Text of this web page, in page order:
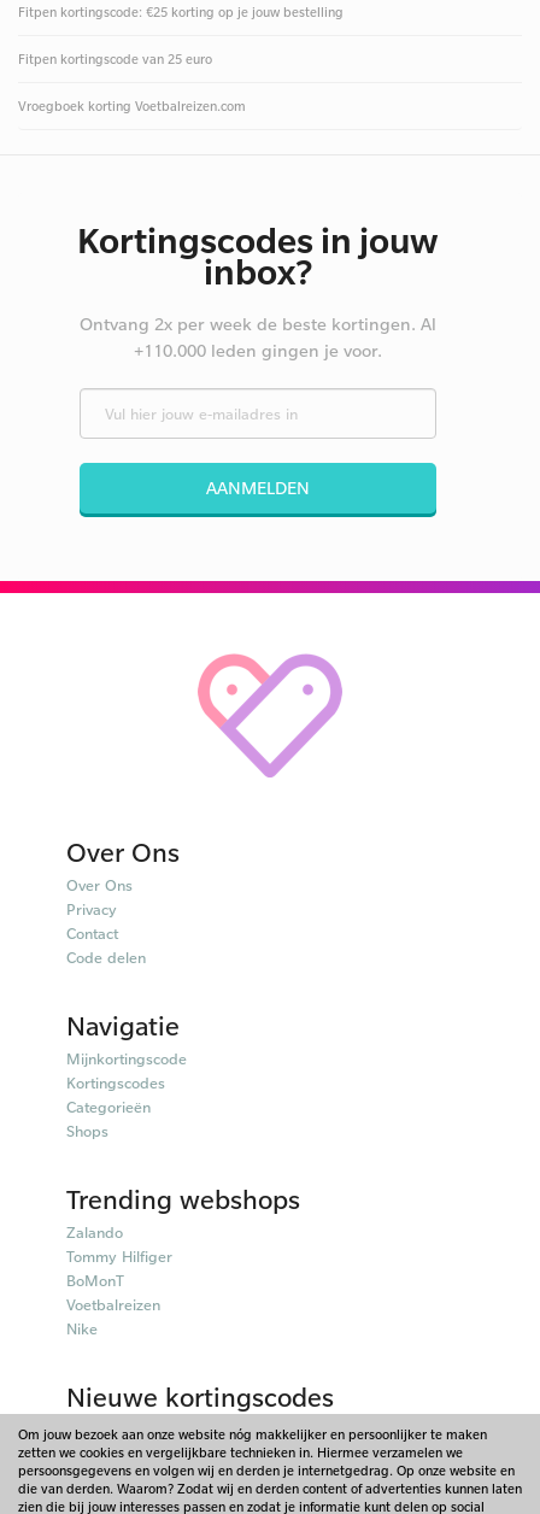
Fitpen kortingscode: €25 korting op je jouw bestelling
Fitpen kortingscode van 25 euro
Vroegboek korting Voetbalreizen.com
Kortingscodes in jouw
inbox?
Ontvang 2x per week de beste kortingen. Al
+110.000 leden gingen je voor.
AANMELDEN
Over Ons
Over Ons
Privacy
Contact
Code delen
Navigatie
Mijnkortingscode
Kortingscodes
Categorieën
Shops
Trending webshops
Zalando
Tommy Hilfiger
BoMonT
Voetbalreizen
Nike
Nieuwe kortingscodes
50plusmobiel kortingscodes
Parfumado kortingscodes
Fitpen kortingscodes
Things I Like Things I Love kortingscodes
Om jouw bezoek aan onze website nóg makkelijker en persoonlijker te maken
zetten we cookies en vergelijkbare technieken in. Hiermee verzamelen we
persoonsgegevens en volgen wij en derden je internetgedrag. Op onze website en
die van derden. Waarom? Zodat wij en derden content of advertenties kunnen laten
zien die bij jouw interesses passen en zodat je informatie kunt delen op social